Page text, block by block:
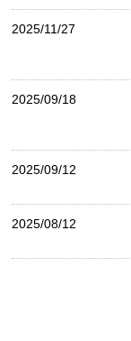
2025/11/27
2025/09/18
2025/09/12
2025/08/12